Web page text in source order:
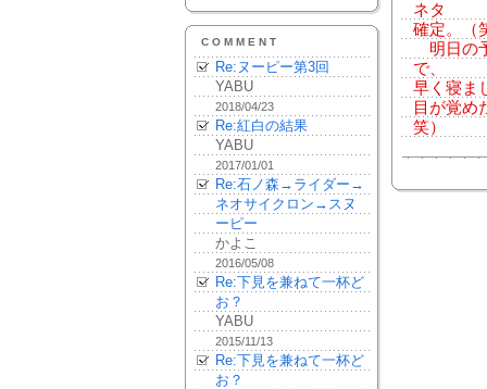
COMMENT
Re:ヌーピー第3回
YABU
2018/04/23
Re:紅白の結果
YABU
2017/01/01
Re:石ノ森→ライダー→
ネオサイクロン→スヌ
ーピー
かよこ
2016/05/08
Re:下見を兼ねて一杯ど
お？
YABU
2015/11/13
Re:下見を兼ねて一杯ど
お？
ネタ
確定。（
明日の
で、
早く寝ま
目が覚め
笑）